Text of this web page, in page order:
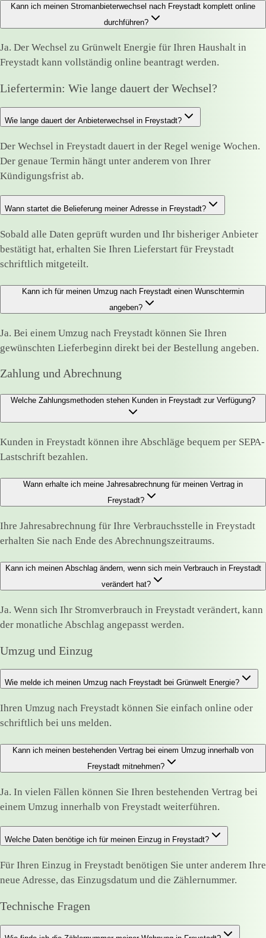
Kann ich meinen Stromanbieterwechsel nach Freystadt komplett online
durchführen?
Ja. Der Wechsel zu Grünwelt Energie für Ihren Haushalt in
Freystadt kann vollständig online beantragt werden.
Liefertermin: Wie lange dauert der Wechsel?
Wie lange dauert der Anbieterwechsel in Freystadt?
Der Wechsel in Freystadt dauert in der Regel wenige Wochen.
Der genaue Termin hängt unter anderem von Ihrer
Kündigungsfrist ab.
Wann startet die Belieferung meiner Adresse in Freystadt?
Sobald alle Daten geprüft wurden und Ihr bisheriger Anbieter
bestätigt hat, erhalten Sie Ihren Lieferstart für Freystadt
schriftlich mitgeteilt.
Kann ich für meinen Umzug nach Freystadt einen Wunschtermin
angeben?
Ja. Bei einem Umzug nach Freystadt können Sie Ihren
gewünschten Lieferbeginn direkt bei der Bestellung angeben.
Zahlung und Abrechnung
Welche Zahlungsmethoden stehen Kunden in Freystadt zur Verfügung?
Kunden in Freystadt können ihre Abschläge bequem per SEPA-
Lastschrift bezahlen.
Wann erhalte ich meine Jahresabrechnung für meinen Vertrag in
Freystadt?
Ihre Jahresabrechnung für Ihre Verbrauchsstelle in Freystadt
erhalten Sie nach Ende des Abrechnungszeitraums.
Kann ich meinen Abschlag ändern, wenn sich mein Verbrauch in Freystadt
verändert hat?
Ja. Wenn sich Ihr Stromverbrauch in Freystadt verändert, kann
der monatliche Abschlag angepasst werden.
Umzug und Einzug
Wie melde ich meinen Umzug nach Freystadt bei Grünwelt Energie?
Ihren Umzug nach Freystadt können Sie einfach online oder
schriftlich bei uns melden.
Kann ich meinen bestehenden Vertrag bei einem Umzug innerhalb von
Freystadt mitnehmen?
Ja. In vielen Fällen können Sie Ihren bestehenden Vertrag bei
einem Umzug innerhalb von Freystadt weiterführen.
Welche Daten benötige ich für meinen Einzug in Freystadt?
Für Ihren Einzug in Freystadt benötigen Sie unter anderem Ihre
neue Adresse, das Einzugsdatum und die Zählernummer.
Technische Fragen